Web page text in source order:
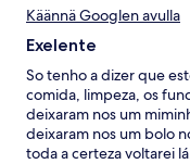
Käännä Googlen avulla
Exelente
So tenho a dizer que
comida, limpeza, os
deixaram nos um
deixaram nos um bolo
toda a certeza voltarei